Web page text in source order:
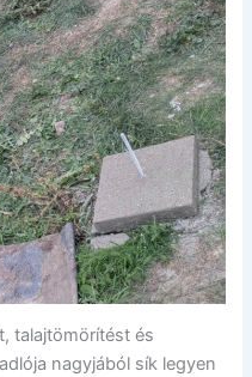
talajtömörítést és
nagyjából sík legyen